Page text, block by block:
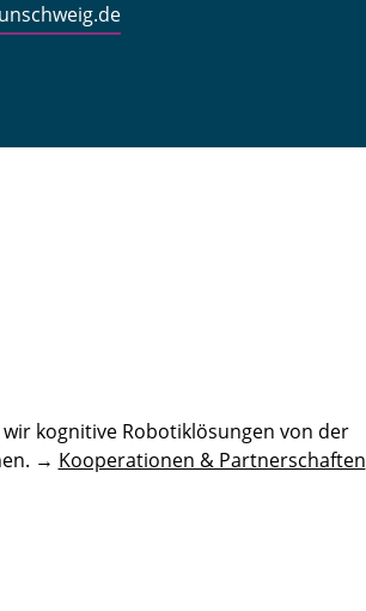
kognitive Robotiklösungen von der
→ Kooperationen & Partnerschaften